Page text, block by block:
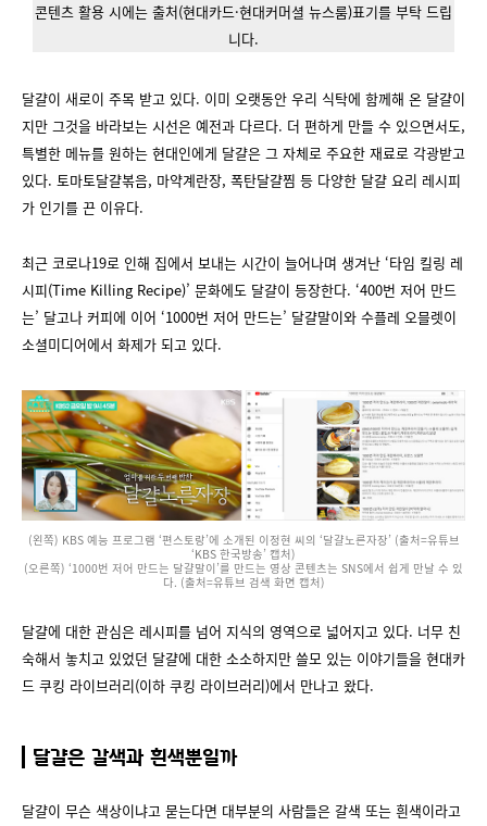
콘텐츠 활용 시에는 출처(현대카드·현대커머셜 뉴스룸)표기를 부탁 드립
니다.
달걀이 새로이 주목 받고 있다. 이미 오랫동안 우리 식탁에 함께해 온 달걀이
지만 그것을 바라보는 시선은 예전과 다르다. 더 편하게 만들 수 있으면서도,
특별한 메뉴를 원하는 현대인에게 달걀은 그 자체로 주요한 재료로 각광받고
있다. 토마토달걀볶음, 마약계란장, 폭탄달걀찜 등 다양한 달걀 요리 레시피
가 인기를 끈 이유다.
최근 코로나19로 인해 집에서 보내는 시간이 늘어나며 생겨난 ‘타임 킬링 레
시피(Time Killing Recipe)’ 문화에도 달걀이 등장한다. ‘400번 저어 만드
는’ 달고나 커피에 이어 ‘1000번 저어 만드는’ 달걀말이와 수플레 오믈렛이
소셜미디어에서 화제가 되고 있다.
(왼쪽) KBS 예능 프로그램 ‘편스토랑’에 소개된 이정현 씨의 ‘달걀노른자장’ (출처=유튜브
‘KBS 한국방송’ 캡처)
(오른쪽) ‘1000번 저어 만드는 달걀말이’를 만드는 영상 콘텐츠는 SNS에서 쉽게 만날 수 있
다. (출처=유튜브 검색 화면 캡처)
달걀에 대한 관심은 레시피를 넘어 지식의 영역으로 넓어지고 있다. 너무 친
숙해서 놓치고 있었던 달걀에 대한 소소하지만 쓸모 있는 이야기들을 현대카
드 쿠킹 라이브러리(이하 쿠킹 라이브러리)에서 만나고 왔다.
달걀은 갈색과 흰색뿐일까
달걀이 무슨 색상이냐고 묻는다면 대부분의 사람들은 갈색 또는 흰색이라고